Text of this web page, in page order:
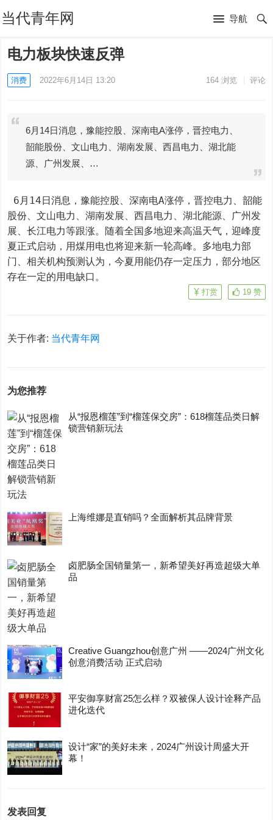
当代青年网 导航
电力板块快速反弹
消费 2022年6月14日 13:20 164浏览 评论
6月14日消息，豫能控股、深南电A涨停，晋控电力、
韶能股份、文山电力、湖南发展、西昌电力、湖北能
源、广州发展、…
股份、文山电力、湖南发展、西昌电力、湖北能源、广州发
展、长江电力等跟涨。随着全国多地迎来高温天气，迎峰度
夏正式启动，用煤用电也将迎来新一轮高峰。多地电力部
门、相关机构预测认为，今夏用能仍存一定压力，部分地区
存在一定的用电缺口。
19 赞
打赏
关于作者: 当代青年网
为您推荐
从“报恩榴莲”到“榴莲保交房”：618榴莲品类日解
锁营销新玩法
上海维娜是直销吗？全面解析其品牌背景
卤肥肠全国销量第一，新希望美好再造超级大单
品
Creative Guangzhou创意广州 ——2024广州文化
创意消费活动 正式启动
平安御享财富25怎么样？双被保人设计诠释产品
进化迭代
设计“家”的美好未来，2024广州设计周盛大开
幕！
发表回复